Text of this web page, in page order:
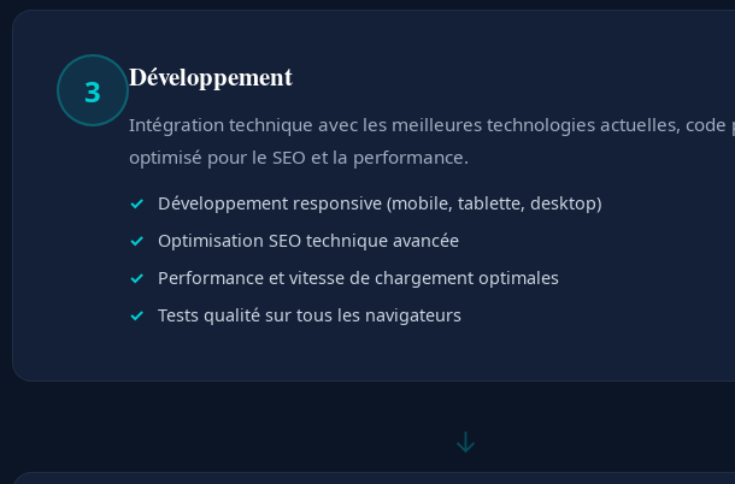
3 Développement
Intégration technique avec les meilleures technologies actuelles, code
optimisé pour le SEO et la performance.
Développement responsive (mobile, tablette, desktop)
Optimisation SEO technique avancée
Performance et vitesse de chargement optimales
Tests qualité sur tous les navigateurs
↓